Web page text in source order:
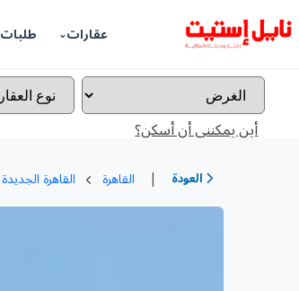
عقارات طلبات
أين يمكننى أن أسكن؟
العودة | القاهرة القاهرة الجديدة